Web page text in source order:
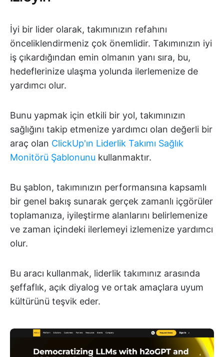
İyi bir lider olarak, takımınızın refahını
önceliklendirmeniz çok önemlidir. Takımınızın iyi
iş çıkardığından emin olmanın yanı sıra, bu,
hedeflerinize ulaşma yolunda ilerlemenize de
yardımcı olur.
Bunu yapmak için etkili bir yol, takımınızın
sağlığını takip etmenize yardımcı olan değerli bir
araç olan ClickUp'ın Liderlik Takımı Sağlık
Monitörü Şablonunu kullanmaktır.
Bu şablon, takımınızın performansına kapsamlı
bir genel bakış sunarak gerçek zamanlı içgörüler
toplamanıza, iyileştirme alanlarını belirlemenize
ve zaman içindeki ilerlemeyi izlemenize yardımcı
olur.
Bu aracı kullanmak, liderlik takımınız arasında
şeffaflık, açık diyalog ve ortak amaçlara uyum
kültürünü teşvik eder.